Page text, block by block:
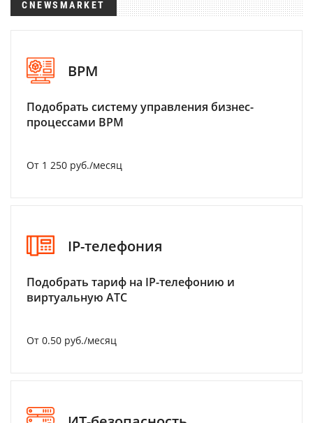
CNEWSMARKET
BPM
Подобрать систему управления бизнес-
процессами BPM
От 1 250 руб./месяц
IP-телефония
Подобрать тариф на IP-телефонию и
виртуальную АТС
От 0.50 руб./месяц